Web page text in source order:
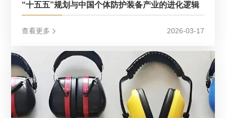
“十五五”规划与中国个体防护装备产业的进化逻辑
查看更多 2026-03-17